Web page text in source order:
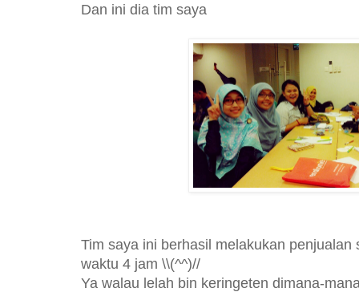
Dan ini dia tim saya
Tim saya ini berhasil melakukan
waktu 4 jam \\(^^)//
Ya walau lelah bin keringeten dimana-